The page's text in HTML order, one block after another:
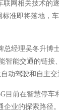
网相关技术的
准即将落地，
总经理吴冬升博
智能交通的链接
动驾驶和自主
目前在智慧停
业的探索路径